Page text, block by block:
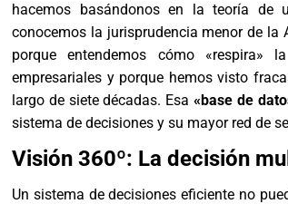
hacemos basándonos en la teoría de
conocemos la jurisprudencia menor de la
porque entendemos cómo «respira»
empresariales y porque hemos visto
largo de siete décadas. Esa «base de
sistema de decisiones y su mayor red de
Visión 360º: La decisión
Un sistema de decisiones eficiente no